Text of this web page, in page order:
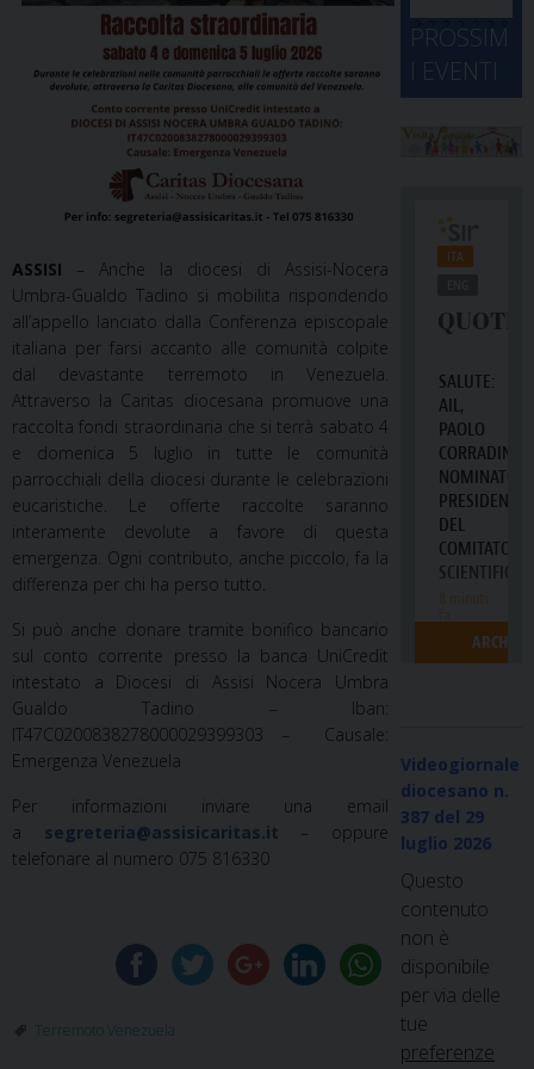
ASSISI – Anche la diocesi di Assisi-Nocera
Umbra-Gualdo Tadino si mobilita rispondendo
all’appello lanciato dalla Conferenza episcopale
italiana per farsi accanto alle comunità colpite
dal devastante terremoto in Venezuela.
Attraverso la Caritas diocesana promuove una
raccolta fondi straordinaria che si terrà sabato 4
e domenica 5 luglio in tutte le comunità
parrocchiali della diocesi durante le celebrazioni
eucaristiche. Le offerte raccolte saranno
interamente devolute a favore di questa
emergenza. Ogni contributo, anche piccolo, fa la
differenza per chi ha perso tutto.
Si può anche donare tramite bonifico bancario
sul conto corrente presso la banca UniCredit
intestato a Diocesi di Assisi Nocera Umbra
Gualdo Tadino – Iban:
IT47C0200838278000029399303 – Causale:
Emergenza Venezuela
Per informazioni inviare una email
a segreteria@assisicaritas.it – oppure
telefonare al numero 075 816330
Terremoto Venezuela
2
4
2
5
2
6
2
7
2
8
2
9
3
0
3
1 1 2 3 4 5 6
PROSSIM
I EVENTI
Videogiornale
diocesano n.
387 del 29
luglio 2026
Questo
contenuto
non è
disponibile
per via delle
tue
preferenze